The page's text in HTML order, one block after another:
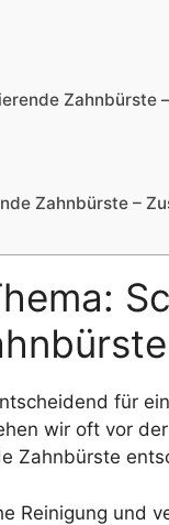
Zahnbürste
Zahnbürste –
für
wir oft vor
Zahnbürste
Reinigung und